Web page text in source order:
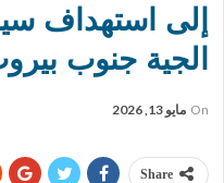
إلى استهداف
الجية جنوب
On مايو 13, 2026
Share